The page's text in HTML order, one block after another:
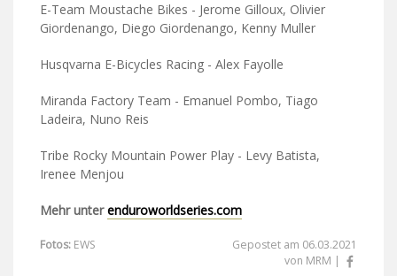
E-Team Moustache Bikes - Jerome Gilloux, Olivier
Giordenango, Diego Giordenango, Kenny Muller
Husqvarna E-Bicycles Racing - Alex Fayolle
Miranda Factory Team - Emanuel Pombo, Tiago
Ladeira, Nuno Reis
Tribe Rocky Mountain Power Play - Levy Batista,
Irenee Menjou
Mehr unterenduroworldseries.com
Fotos: EWS
Gepostet am 06.03.2021
von MRM |